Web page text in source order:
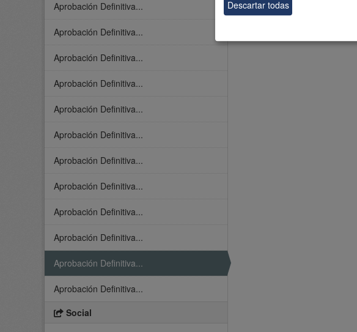
Aprobación Definitiva...
Aprobación Definitiva...
Aprobación Definitiva...
Aprobación Definitiva...
Aprobación Definitiva...
Aprobación Definitiva...
Aprobación Definitiva...
Aprobación Definitiva...
Aprobación Definitiva...
Aprobación Definitiva...
Aprobación Definitiva...
Aprobación Definitiva...
Social
Descartar todas